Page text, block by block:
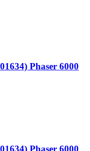
Phaser 6000
Phaser 6000